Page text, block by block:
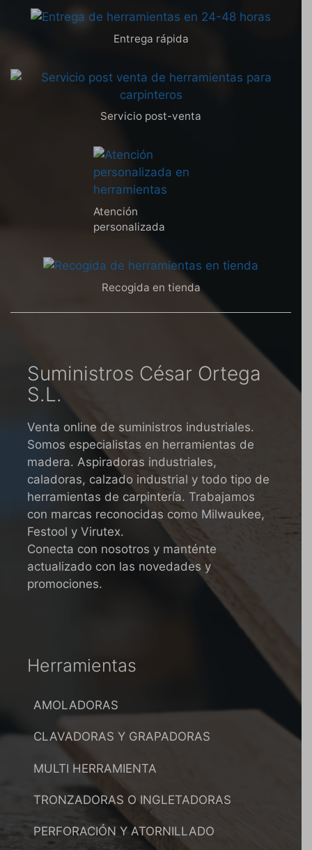
Entrega rápida
Servicio post-venta
Atención
personalizada
Recogida en tienda
Suministros César Ortega
S.L.
Venta online de suministros industriales.
Somos especialistas en herramientas de
madera. Aspiradoras industriales,
caladoras, calzado industrial y todo tipo de
herramientas de carpintería. Trabajamos
con marcas reconocidas como Milwaukee,
Festool y Virutex.
Conecta con nosotros y manténte
actualizado con las novedades y
promociones.
Herramientas
AMOLADORAS
CLAVADORAS Y GRAPADORAS
MULTI HERRAMIENTA
TRONZADORAS O INGLETADORAS
PERFORACIÓN Y ATORNILLADO